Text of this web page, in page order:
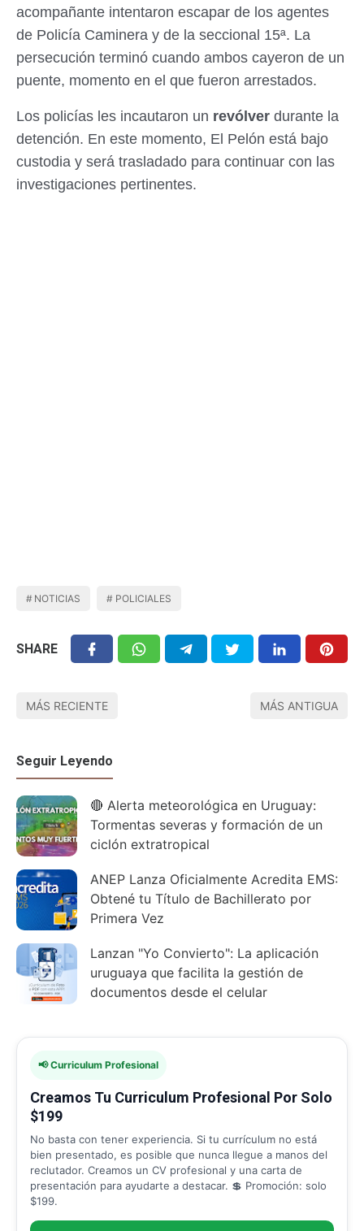
acompañante intentaron escapar de los agentes
de Policía Caminera y de la seccional 15ª. La
persecución terminó cuando ambos cayeron de un
puente, momento en el que fueron arrestados.
Los policías les incautaron un revólver durante la
detención. En este momento, El Pelón está bajo
custodia y será trasladado para continuar con las
investigaciones pertinentes.
NOTICIAS POLICIALES
SHARE
MÁS RECIENTE MÁS ANTIGUA
Seguir Leyendo
🔴 Alerta meteorológica en Uruguay:
Tormentas severas y formación de un
ciclón extratropical
ANEP Lanza Oficialmente Acredita EMS:
Obtené tu Título de Bachillerato por
Primera Vez
Lanzan "Yo Convierto": La aplicación
uruguaya que facilita la gestión de
documentos desde el celular
📢 Curriculum Profesional
Creamos Tu Curriculum Profesional Por Solo
$199
No basta con tener experiencia. Si tu currículum no está
bien presentado, es posible que nunca llegue a manos del
reclutador. Creamos un CV profesional y una carta de
presentación para ayudarte a destacar. 💲 Promoción: solo
$199.